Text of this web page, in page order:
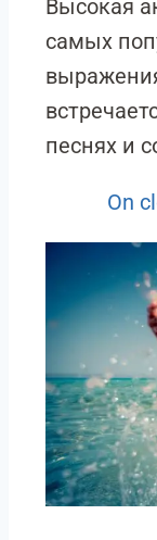
Высокая
самых
песнях и
On